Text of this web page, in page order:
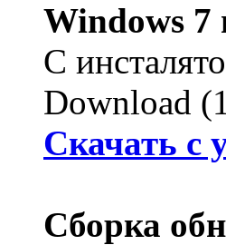
Windows 7
С
Download
Cкачать с
Сборка